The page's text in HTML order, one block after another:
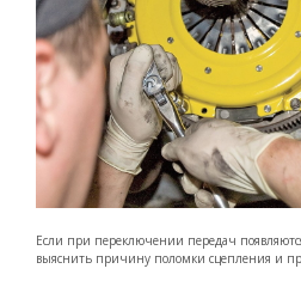
Если при переключении передач
выяснить причину поломки сцепления и